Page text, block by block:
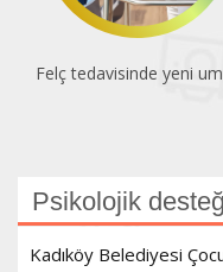
Temiz Hava Hakkı
Psikolojik
Kadıköy Belediyesi